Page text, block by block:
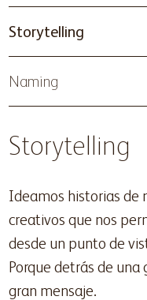
Storytelling
Naming
Storytelling
Ideamos historias de
creativos que nos
desde un punto de
Porque detrás de
gran mensaje.